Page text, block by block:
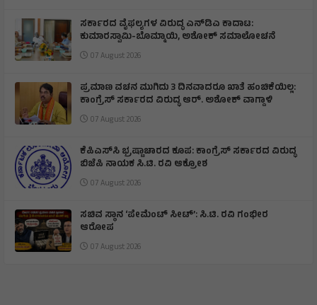
ಸರ್ಕಾರದ ವೈಫಲ್ಯಗಳ ವಿರುದ್ಧ ಎನ್‌ಡಿಎ ಕಾದಾಟ:
ಕುಮಾರಸ್ವಾಮಿ-ಬೊಮ್ಮಾಯಿ, ಅಶೋಕ್ ಸಮಾಲೋಚನೆ
07 August 2026
ಪ್ರಮಾಣ ವಚನ ಮುಗಿದು 3 ದಿನವಾದರೂ ಖಾತೆ ಹಂಚಿಕೆಯಿಲ್ಲ:
ಕಾಂಗ್ರೆಸ್ ಸರ್ಕಾರದ ವಿರುದ್ಧ ಆರ್‌. ಅಶೋಕ್ ವಾಗ್ದಾಳಿ
07 August 2026
ಕೆಪಿಎಸ್‌ಸಿ ಭ್ರಷ್ಟಾಚಾರದ ಕೂಪ: ಕಾಂಗ್ರೆಸ್ ಸರ್ಕಾರದ ವಿರುದ್ಧ
ಬಿಜೆಪಿ ನಾಯಕ ಸಿ.ಟಿ. ರವಿ ಆಕ್ರೋಶ
07 August 2026
ಸಚಿವ ಸ್ಥಾನ ‘ಪೇಮೆಂಟ್ ಸೀಟ್’: ಸಿ.ಟಿ. ರವಿ ಗಂಭೀರ
ಆರೋಪ
07 August 2026